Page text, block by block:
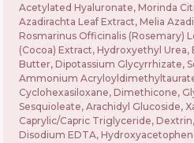
Acetylated Hyaluronate, Morinda
Azadirachta Leaf Extract, Melia
Rosmarinus Officinalis (Rosemary)
(Cocoa) Extract, Hydroxyethyl
Butter, Dipotassium Glycyrrhizate,
Ammonium
Cyclohexasiloxane, Dimethicone,
Sesquioleate, Arachidyl Glucoside,
Caprylic/Capric Triglyceride,
Disodium EDTA,